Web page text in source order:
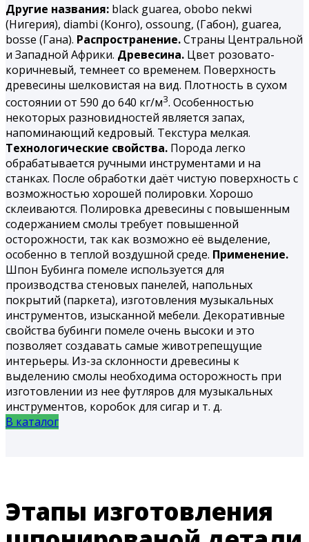
Другие названия: black guarea, obobo nekwi
(Нигерия), diambi (Конго), ossoung, (Габон), guarea,
bosse (Гана). Распространение.Страны Центральной
и Западной Африки. Древесина. Цвет розовато-
коричневый, темнеет со временем. Поверхность
древесины шелковистая на вид. Плотность в сухом
состоянии от 590 до 640 кг/м3. Особенностью
некоторых разновидностей является запах,
напоминающий кедровый. Текстура мелкая.
Технологические свойства. Порода легко
обрабатывается ручными инструментами и на
станках. После обработки даёт чистую поверхность с
возможностью хорошей полировки. Хорошо
склеиваются. Полировка древесины с повышенным
содержанием смолы требует повышенной
осторожности, так как возможно её выделение,
особенно в теплой воздушной среде. Применение.
Шпон Бубинга помеле используется для
производства стеновых панелей, напольных
покрытий (паркета), изготовления музыкальных
инструментов, изысканной мебели. Декоративные
свойства бубинги помеле очень высоки и это
позволяет создавать самые животрепещущие
интерьеры. Из-за склонности древесины к
выделению смолы необходима осторожность при
изготовлении из нее футляров для музыкальных
инструментов, коробок для сигар и т. д.
В каталог
Этапы изготовления